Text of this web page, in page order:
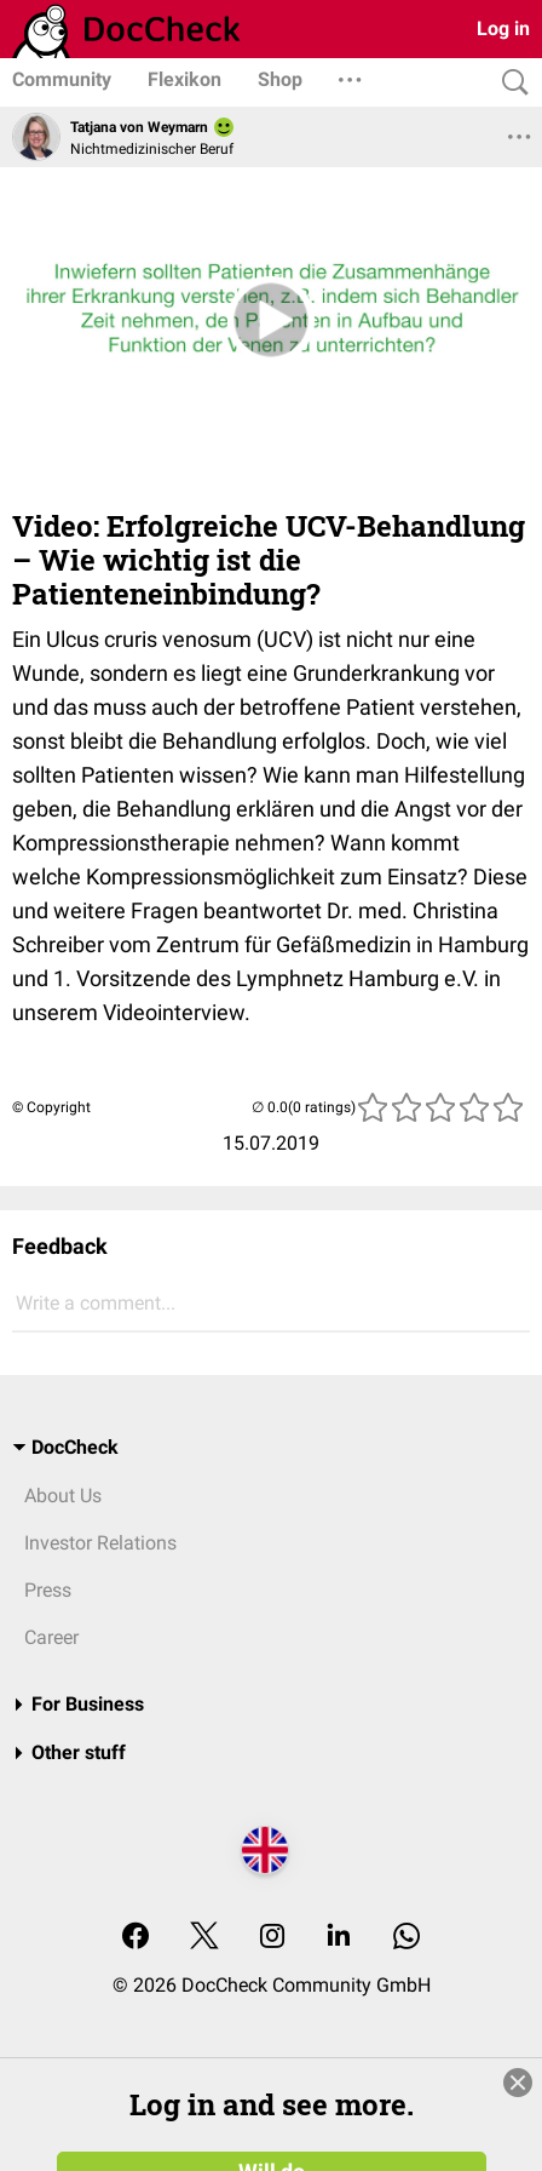
Log in
Community Flexikon Shop
Tatjana von Weymarn
Nichtmedizinischer Beruf
Video: Erfolgreiche UCV-Behandlung
– Wie wichtig ist die
Patienteneinbindung?
Ein Ulcus cruris venosum (UCV) ist nicht nur eine
Wunde, sondern es liegt eine Grunderkrankung vor
und das muss auch der betroffene Patient verstehen,
sonst bleibt die Behandlung erfolglos. Doch, wie viel
sollten Patienten wissen? Wie kann man Hilfestellung
geben, die Behandlung erklären und die Angst vor der
Kompressionstherapie nehmen? Wann kommt
welche Kompressionsmöglichkeit zum Einsatz? Diese
und weitere Fragen beantwortet Dr. med. Christina
Schreiber vom Zentrum für Gefäßmedizin in Hamburg
und 1. Vorsitzende des Lymphnetz Hamburg e.V. in
unserem Videointerview.
© Copyright
15.07.2019
(0 ratings)
Feedback
Write a comment...
DocCheck
About Us
Investor Relations
Press
Career
For Business
Other stuff
© 2026 DocCheck Community GmbH
Log in and see more.